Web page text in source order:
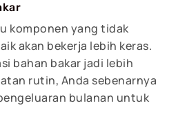
komponen yang tidak
akan bekerja lebih keras.
bahan bakar jadi lebih
rutin, Anda sebenarnya
bulanan untuk